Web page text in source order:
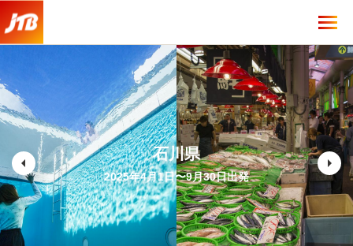
arrow_left arrow_right
石川県
2025年4月1日〜9月30日出発